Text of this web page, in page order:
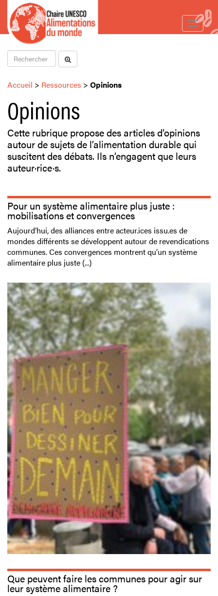
Toggle
Accueil > Ressources > Opinions
Opinions
Cette rubrique propose des articles d’opinions
autour de sujets de l’alimentation durable qui
suscitent des débats. Ils n’engagent que leurs
auteur·rice·s.
Pour un système alimentaire plus juste :
mobilisations et convergences
Aujourd’hui, des alliances entre acteur.ices issu.es de
mondes différents se développent autour de revendications
communes. Ces convergences montrent qu’un système
alimentaire plus juste (...)
Que peuvent faire les communes pour agir sur
leur système alimentaire ?